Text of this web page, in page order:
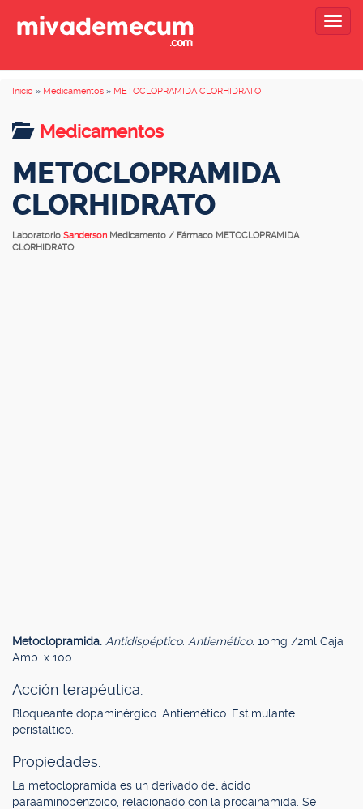
Inicio » Medicamentos » METOCLOPRAMIDA CLORHIDRATO
Medicamentos
METOCLOPRAMIDA
CLORHIDRATO
Laboratorio Sanderson Medicamento / Fármaco METOCLOPRAMIDA
CLORHIDRATO
Metoclopramida. Antidispéptico. Antiemético. 10mg /2ml Caja
Amp. x 100.
Acción terapéutica.
Bloqueante dopaminérgico. Antiemético. Estimulante
peristáltico.
Propiedades.
La metoclopramida es un derivado del ácido
paraaminobenzoico, relacionado con la procainamida. Se